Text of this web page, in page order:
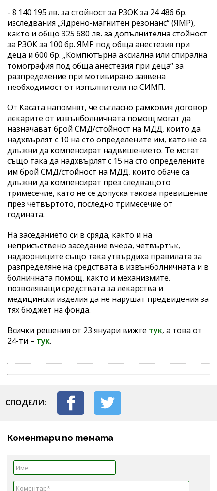
- 8 140 195 лв. за стойност за РЗОК за 24 486 бр.
изследвания „Ядрено-магнитен резонанс“ (ЯМР),
както и общо 325 680 лв. за допълнителна стойност
за РЗОК за 100 бр. ЯМР под обща анестезия при
деца и 600 бр. „Компютърна аксиална или спирална
томография под обща анестезия при деца“ за
разпределение при мотивирано заявена
необходимост от изпълнители на СИМП.
От Касата напомнят, че съгласно рамковия договор
лекарите от извънболничната помощ могат да
назначават брой СМД/стойност на МДД, които да
надхвърлят с 10 на сто определените им, като не са
длъжни да компенсират надвишението. Те могат
също така да надхвърлят с 15 на сто определените
им брой СМД/стойност на МДД, които обаче са
длъжни да компенсират през следващото
тримесечие, като не се допуска такова превишение
през четвъртото, последно тримесечие от
годината.
На заседанието си в сряда, както и на
неприсъствено заседание вчера, четвъртък,
надзорниците също така утвърдиха правилата за
разпределяне на средствата в извънболничната и в
болничната помощ, както и механизмите,
позволяващи средствата за лекарства и
медицински изделия да не нарушат предвидения за
тях бюджет на фонда.
Всички решения от 23 януари вижте тук, а това от
24-ти – тук.
СПОДЕЛИ:
Коментари по темата